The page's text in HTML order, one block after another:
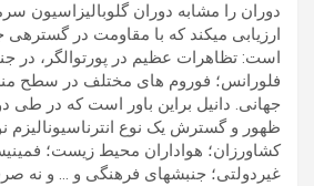
دوران را مشابه دوران گلوباليزاسيون
ارزيابی میکند که با مقاومت در
است: تظاھرات عظيم در پورتوالگر، در
فلورانس؛ فوروم ھای مختلف در سطح
جھانی. دانيل براين باور است که در طی
ظھور و گسترش يک نوع انترناسيوناليزم
کشاورزان؛ ھواداران محيط زيست؛
غيردولتی؛ جنبشھای فرھنگی و … و نه